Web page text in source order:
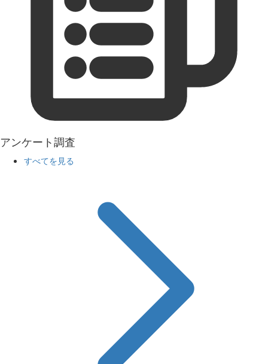
アンケート調査
すべてを見る